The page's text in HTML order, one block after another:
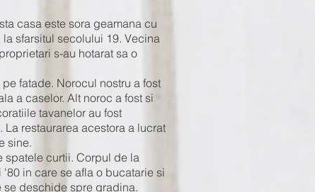
casa este sora geamana cu
sfarsitul secolului 19. Vecina
s-au hotarat sa o
fatade. Norocul nostru a fost
a caselor. Alt noroc a fost si
tavanelor au fost
restaurarea acestora a lucrat
sine.
spatele curtii. Corpul de la
in care se afla o bucatarie si
se deschide spre gradina.